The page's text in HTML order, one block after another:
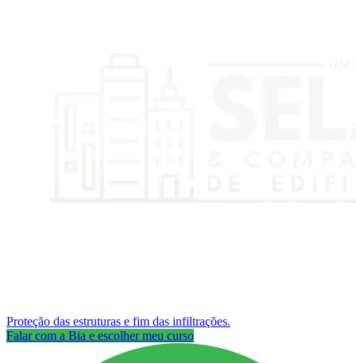
Proteção das estruturas e fim das infiltrações.
Falar com a Bia e escolher meu curso